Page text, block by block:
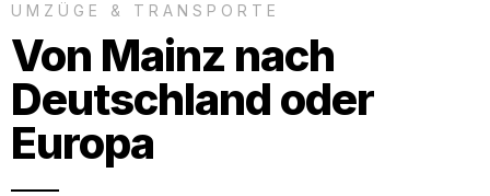
UMZÜGE & TRANSPORTE
Von Mainz nach
Deutschland oder
Europa